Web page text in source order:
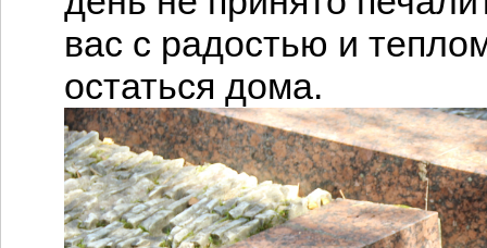
вас с радостью и
остаться дома.